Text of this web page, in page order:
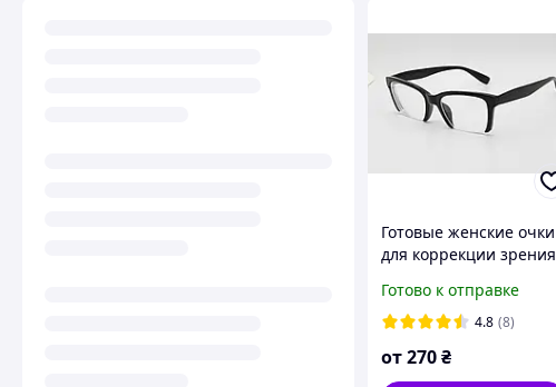
Готовые женские очки
для коррекции зрения
Готово к отправке
4.8 (8)
от270₴